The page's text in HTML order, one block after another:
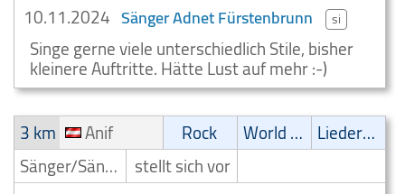
10.11.2024 Sänger Adnet Fürstenbrunn si
Singe gerne viele unterschiedlich Stile, bisher
kleinere Auftritte. Hätte Lust auf mehr :-)
3 km
Anif Rock World Music
Liedermacher
Sänger/Sängerin stellt sich vor